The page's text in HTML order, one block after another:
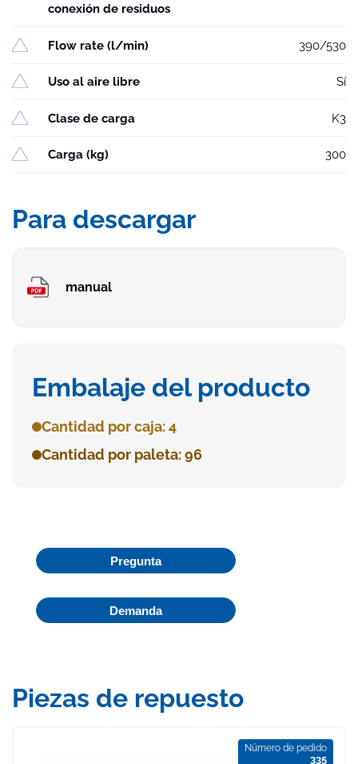
conexión de residuos
Flow rate (l/min) 390/530
Uso al aire libre Sí
Clase de carga K3
Carga (kg) 300
Para descargar
manual
Embalaje del producto
Cantidad por caja: 4
Cantidad por paleta: 96
Pregunta
Demanda
Piezas de repuesto
Número de pedido
335